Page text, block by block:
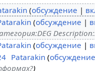
обсуждение
обсуждение
обсуждение
Patarakin обсуждение